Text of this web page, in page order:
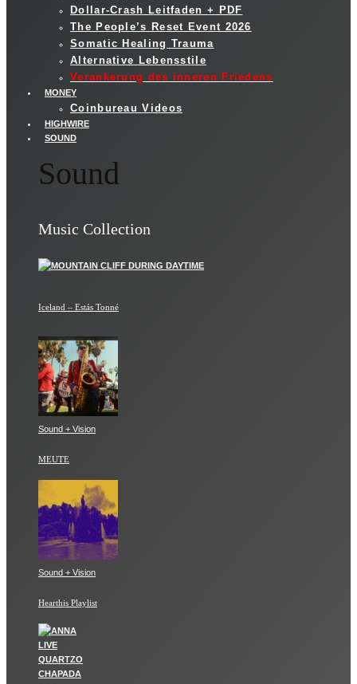
Dollar-Crash Leitfaden + PDF
The People’s Reset Event 2026
Somatic Healing Trauma
Alternative Lebensstile
Verankerung des inneren Friedens
MONEY
Coinbureau Videos
HIGHWIRE
SOUND
Sound
Music Collection
Iceland – Estás Tonné
Sound + Vision
MEUTE
Sound + Vision
Hearthis Playlist